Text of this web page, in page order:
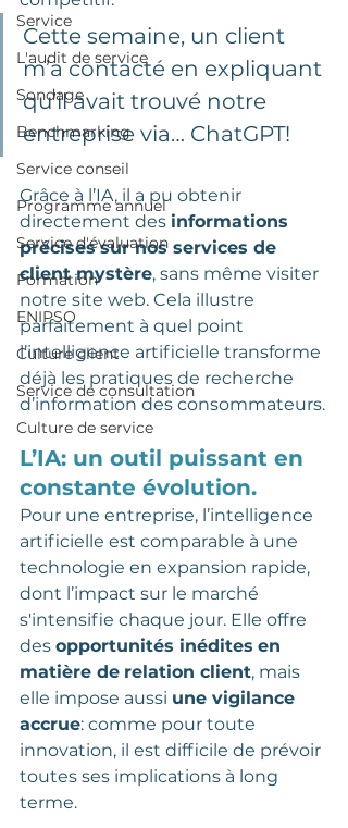
Service
L'audit de service
Sondage
Benchmarking
Service conseil
Programme annuel
Service d'évaluation
Formation
ENIPSO
Culture client
Service de consultation
Culture de service
Cette semaine, un client
m’a contacté en expliquant
qu’il avait trouvé notre
entreprise via… ChatGPT!
Grâce à l’IA, il a pu obtenir
directement des informations
précises sur nos services de
client mystère, sans même visiter
notre site web. Cela illustre
parfaitement à quel point
l’intelligence artificielle transforme
déjà les pratiques de recherche
d’information des consommateurs.
L’IA: un outil puissant en
constante évolution.
Pour une entreprise, l’intelligence
artificielle est comparable à une
technologie en expansion rapide,
dont l’impact sur le marché
s'intensifie chaque jour. Elle offre
des opportunités inédites en
matière de relation client, mais
elle impose aussi une vigilance
accrue: comme pour toute
innovation, il est difficile de prévoir
toutes ses implications à long
terme.